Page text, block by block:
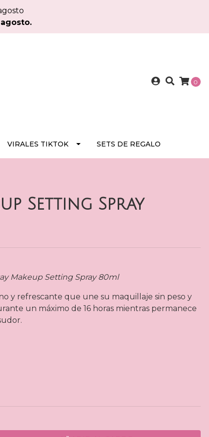
0
VIRALES TIKTOK SETS DE REGALO
Setting Spray
Makeup Setting Spray 80ml
y refrescante que une su maquillaje sin peso y
un máximo de 16 horas mientras permanece